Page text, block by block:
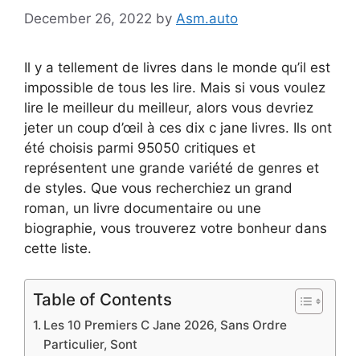
December 26, 2022 by Asm.auto
Il y a tellement de livres dans le monde qu’il est
impossible de tous les lire. Mais si vous voulez
lire le meilleur du meilleur, alors vous devriez
jeter un coup d’œil à ces dix c jane livres. Ils ont
été choisis parmi 95050 critiques et
représentent une grande variété de genres et
de styles. Que vous recherchiez un grand
roman, un livre documentaire ou une
biographie, vous trouverez votre bonheur dans
cette liste.
Table of Contents
Les 10 Premiers C Jane 2026, Sans Ordre
Particulier, Sont